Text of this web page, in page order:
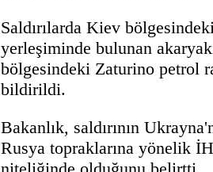
Saldırılarda Kiev
yerleşiminde bulunan
bölgesindeki Zaturino petrol
bildirildi.
Bakanlık, saldırının
Rusya topraklarına yönelik